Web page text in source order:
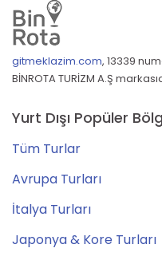
gitmeklazim.com, 13339
BİNROTA TURİZM A.Ş
Yurt Dışı Popüler
Tüm Turlar
Avrupa Turları
İtalya Turları
Japonya & Kore Turları